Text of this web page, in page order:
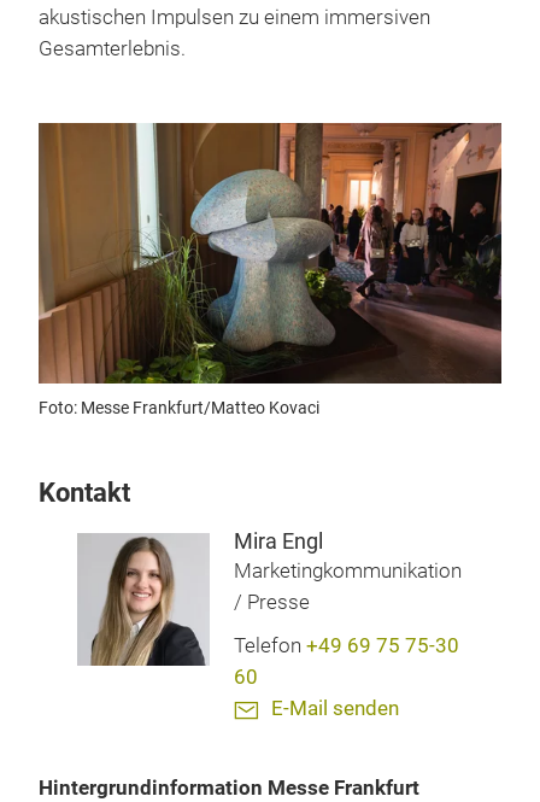
akustischen Impulsen zu einem immersiven
Gesamterlebnis.
Foto: Messe Frankfurt/Matteo Kovaci
Kontakt
Mira Engl
Marketingkommunikation
/ Presse
Telefon +49 69 75 75-30
60
E-Mail senden
Hintergrundinformation Messe Frankfurt